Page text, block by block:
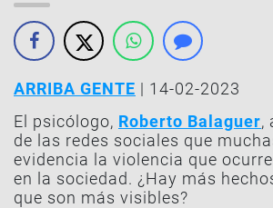
ARRIBA GENTE | 14-02-2023
El psicólogo, Roberto Balaguer,
de las redes sociales que
evidencia la violencia que
en la sociedad. ¿Hay más
que son más visibles?